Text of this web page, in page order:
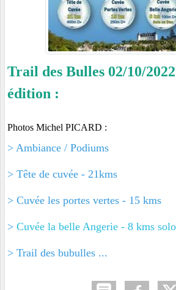
Trail des Bulles 02/10/
édition :
Photos Michel PICARD :
> Ambiance / Podiums
> Tête de cuvée - 21kms
> Cuvée les portes vertes - 15 kms
> Cuvée la belle Angerie - 8 kms
> Trail des bubulles ...